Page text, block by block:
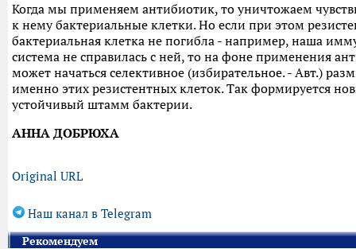
Когда мы применяем антибиотик, то уничтожаем
к нему бактериальные клетки. Но если при этом
бактериальная клетка не погибла - например, наша
система не справилась с ней, то на фоне применения
может начаться селективное (избирательное. - Авт.)
именно этих резистентных клеток. Так формируется
устойчивый штамм бактерии.
АННА ДОБРЮХА
Original URL
Наш канал в Telegram
Рекомендуем